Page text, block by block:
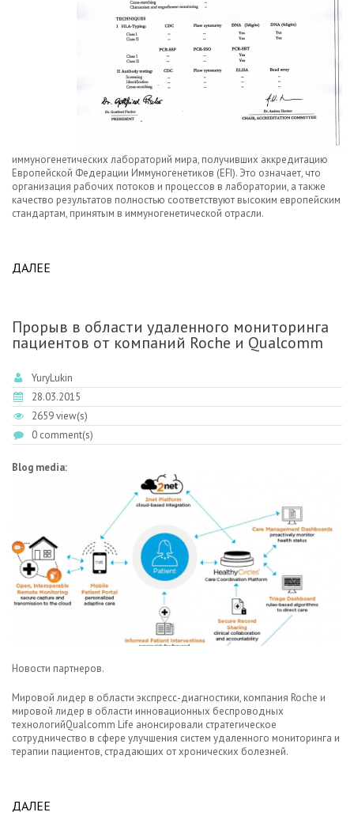
иммуногенетических лабораторий мира, получивших аккредитацию
Европейской Федерации Иммуногенетиков (EFI). Это означает, что
организация рабочих потоков и процессов в лаборатории, а также
качество результатов полностью соответствуют высоким европейским
стандартам, принятым в иммуногенетической отрасли.
ДАЛЕЕ
Прорыв в области удаленного мониторинга
пациентов от компаний Roche и Qualcomm
YuryLukin
28.03.2015
2659 view(s)
0 comment(s)
Blog media:
Новости партнеров.
Мировой лидер в области экспресс-диагностики, компания Roche и
мировой лидер в области инновационных беспроводных
технологийQualcomm Life анонсировали стратегическое
сотрудничество в сфере улучшения систем удаленного мониторинга и
терапии пациентов, страдающих от хронических болезней.
ДАЛЕЕ